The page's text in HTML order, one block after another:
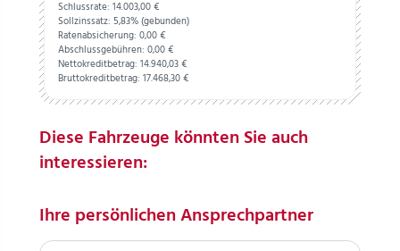
Schlussrate: 14.003,00€
Sollzinssatz: 5,83% (gebunden)
Ratenabsicherung: 0,00€
Abschlussgebühren: 0,00€
Nettokreditbetrag: 14.940,03€
Bruttokreditbetrag: 17.468,30€
Diese Fahrzeuge könnten Sie auch
interessieren:
Ihre persönlichen Ansprechpartner